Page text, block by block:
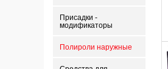
Присадки -
модификаторы
Полироли наружные